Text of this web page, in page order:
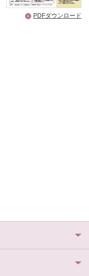
PDFダウンロード